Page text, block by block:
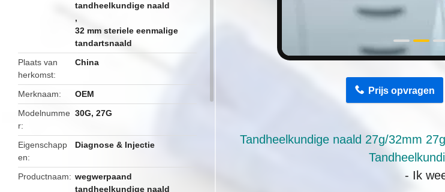
tandheelkundige naald
,
32 mm steriele eenmalige
tandartsnaald
Plaats van
herkomst
China
Merknaam
OEM
Modelnumme
r
30G, 27G
Eigenschapp
en
Diagnose & Injectie
Productnaam
wegwerpaand
tandheelkundige naald
Prijs opvragen
Tandheelkundige naald 27g/32mm
- Ik